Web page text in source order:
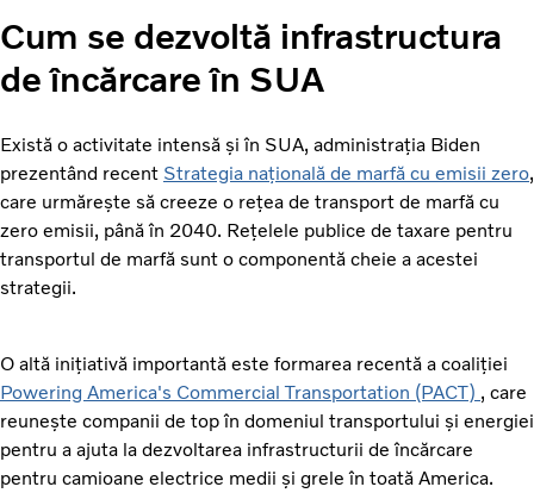
Cum se dezvoltă infrastructura
de încărcare în SUA
Există o activitate intensă și în SUA, administrația Biden
prezentând recent Strategia națională de marfă cu emisii zero,
care urmărește să creeze o rețea de transport de marfă cu
zero emisii, până în 2040. Rețelele publice de taxare pentru
transportul de marfă sunt o componentă cheie a acestei
strategii.
O altă inițiativă importantă este formarea recentă a coaliției
Powering America's Commercial Transportation (PACT) , care
reunește companii de top în domeniul transportului și energiei
pentru a ajuta la dezvoltarea infrastructurii de încărcare
pentru camioane electrice medii și grele în toată America.